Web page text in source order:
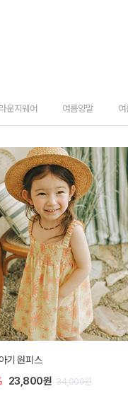
라운지웨어 여름양말
엘로디 니트 아기 뷔스티에
40% 16,200원 27,000원